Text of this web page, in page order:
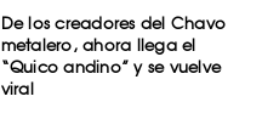
De los creadores del Chavo
metalero, ahora llega el
“Quico andino” y se vuelve
viral